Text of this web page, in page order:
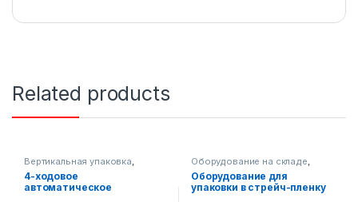
Related products
Вертикальная упаковка,
Оборудование на складе
Упаковочное оборудование
4-ходовое
автоматическое
Оборудование на складе,
Упаковочное оборудование
Оборудование для
упаковки в стрейч-пленку